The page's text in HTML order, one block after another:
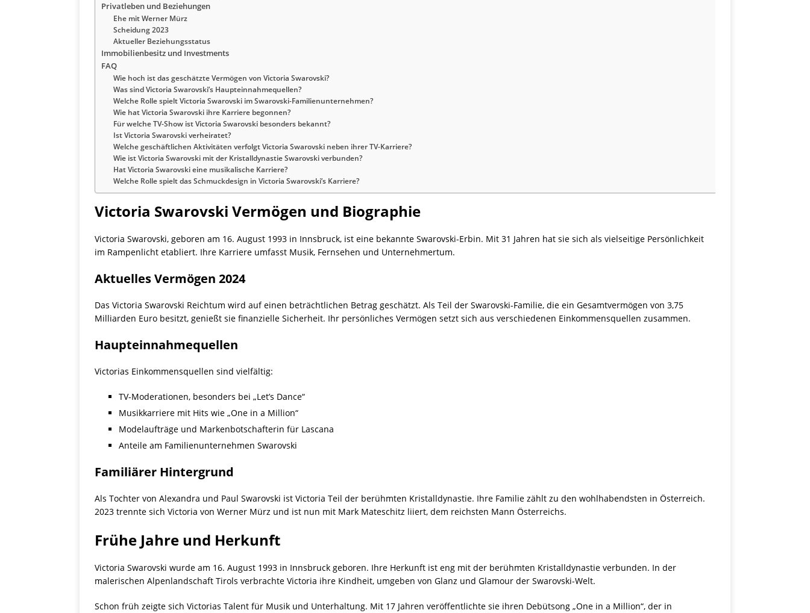
Privatleben und Beziehungen
Ehe mit Werner Mürz
Scheidung 2023
Aktueller Beziehungsstatus
Immobilienbesitz und Investments
FAQ
Wie hoch ist das geschätzte Vermögen von Victoria Swarovski?
Was sind Victoria Swarovski’s Haupteinnahmequellen?
Welche Rolle spielt Victoria Swarovski im Swarovski-Familienunternehmen?
Wie hat Victoria Swarovski ihre Karriere begonnen?
Für welche TV-Show ist Victoria Swarovski besonders bekannt?
Ist Victoria Swarovski verheiratet?
Welche geschäftlichen Aktivitäten verfolgt Victoria Swarovski neben ihrer TV-Karriere?
Wie ist Victoria Swarovski mit der Kristalldynastie Swarovski verbunden?
Hat Victoria Swarovski eine musikalische Karriere?
Welche Rolle spielt das Schmuckdesign in Victoria Swarovski’s Karriere?
Victoria Swarovski Vermögen und Biographie
Victoria Swarovski, geboren am 16. August 1993 in Innsbruck, ist eine bekannte Swarovski-Erbin. Mit 31 Jahren hat sie sich als vielseitige Persönlichkeit
im Rampenlicht etabliert. Ihre Karriere umfasst Musik, Fernsehen und Unternehmertum.
Aktuelles Vermögen 2024
Das Victoria Swarovski Reichtum wird auf einen beträchtlichen Betrag geschätzt. Als Teil der Swarovski-Familie, die ein Gesamtvermögen von 3,75
Milliarden Euro besitzt, genießt sie finanzielle Sicherheit. Ihr persönliches Vermögen setzt sich aus verschiedenen Einkommensquellen zusammen.
Haupteinnahmequellen
Victorias Einkommensquellen sind vielfältig:
TV-Moderationen, besonders bei „Let’s Dance“
Musikkarriere mit Hits wie „One in a Million“
Modelaufträge und Markenbotschafterin für Lascana
Anteile am Familienunternehmen Swarovski
Familiärer Hintergrund
Als Tochter von Alexandra und Paul Swarovski ist Victoria Teil der berühmten Kristalldynastie. Ihre Familie zählt zu den wohlhabendsten in Österreich.
2023 trennte sich Victoria von Werner Mürz und ist nun mit Mark Mateschitz liiert, dem reichsten Mann Österreichs.
Frühe Jahre und Herkunft
Victoria Swarovski wurde am 16. August 1993 in Innsbruck geboren. Ihre Herkunft ist eng mit der berühmten Kristalldynastie verbunden. In der
malerischen Alpenlandschaft Tirols verbrachte Victoria ihre Kindheit, umgeben von Glanz und Glamour der Swarovski-Welt.
Schon früh zeigte sich Victorias Talent für Musik und Unterhaltung. Mit 17 Jahren veröffentlichte sie ihren Debütsong „One in a Million“, der in